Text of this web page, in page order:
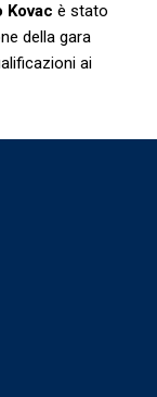
Kovac è stato
della gara
ai